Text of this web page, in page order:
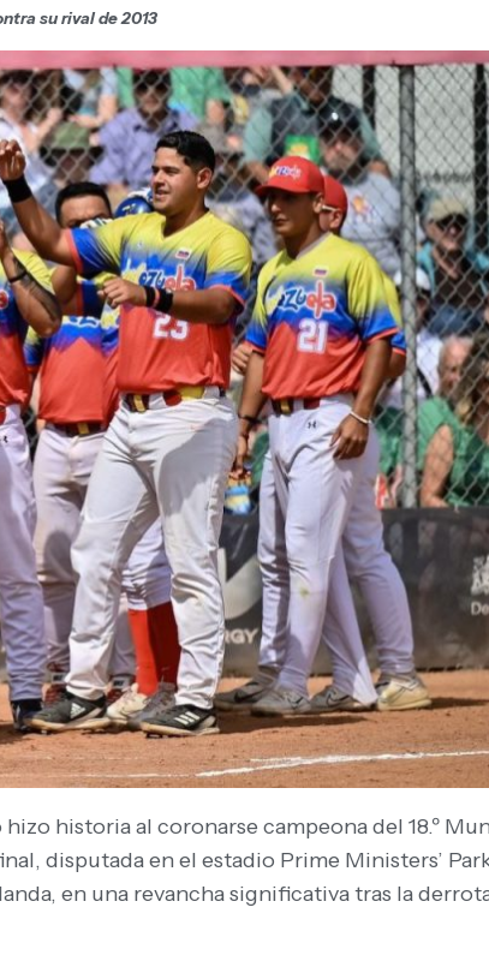
su rival de 2013
historia al coronarse campeona del 18.º
disputada en el estadio Prime Ministers’
en una revancha significativa tras la